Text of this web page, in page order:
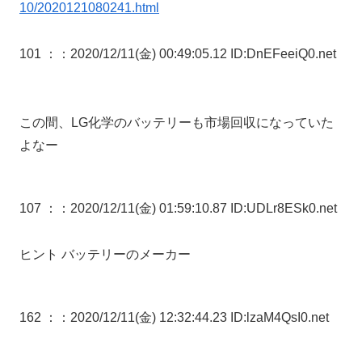
10/2020121080241.html
101 ： ：2020/12/11(金) 00:49:05.12 ID:DnEFeeiQ0.net
この間、LG化学のバッテリーも市場回収になっていた
よなー
107 ： ：2020/12/11(金) 01:59:10.87 ID:UDLr8ESk0.net
ヒント バッテリーのメーカー
162 ： ：2020/12/11(金) 12:32:44.23 ID:lzaM4QsI0.net